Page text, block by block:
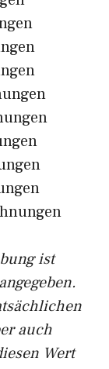
ist
auch
Wert